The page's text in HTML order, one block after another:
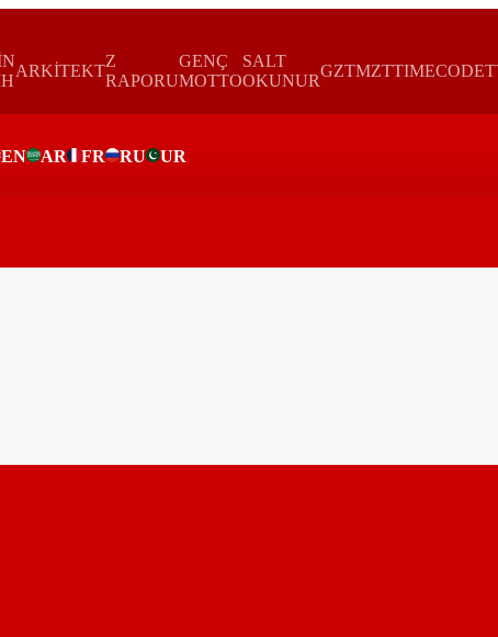
ARKİTEKT
Z
RAPORU
GENÇ
MOTTO
SALT
OKUNUR
GZTMZTTIMECODE
EN AR FR RU UR